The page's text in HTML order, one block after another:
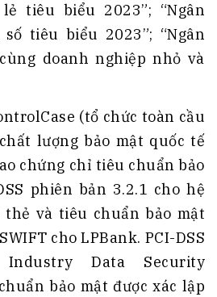
tiêu biểu 2023”; “Ngân
tiêu biểu 2023”; “Ngân
doanh nghiệp nhỏ và
(tổ chức toàn cầu
lượng bảo mật quốc tế
chứng chỉ tiêu chuẩn bảo
phiên bản 3.2.1 cho hệ
và tiêu chuẩn bảo mật
cho LPBank. PCI-DSS
Industry Data Security
bảo mật được xác lập